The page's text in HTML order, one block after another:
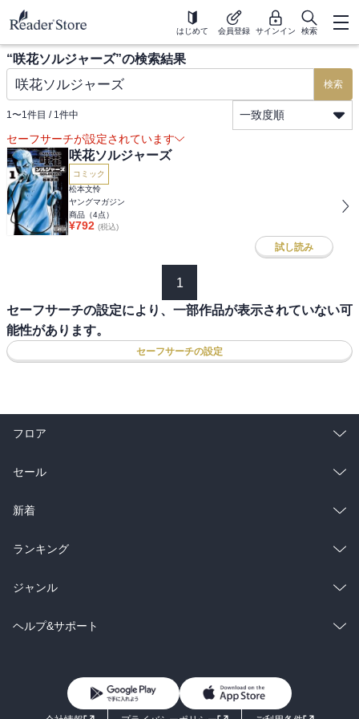
はじめて 会員登録 サインイン 検索
“咲花ソルジャーズ”の検索結果
検索
1〜1件目 / 1件中
一致度順
セーフサーチが設定されています
咲花ソルジャーズ
コミック
松本文怜
ヤングマガジン
商品（4点）
¥792 (税込)
試し読み
1
セーフサーチの設定により、一部作品が表示されていない可
能性があります。
セーフサーチの設定
フロア
総合
ラノベ
雑誌・グラビア
BL・TL
セール
総合
ラノベ
雑誌・グラビア
BL・TL
新着
総合
ラノベ
雑誌・グラビア
ランキング
総合
ラノベ
ジャンル
コミック
ライトノベル 男子向けラノベ
ヘルプ&サポート
よくあるご質問
お問い合わせ